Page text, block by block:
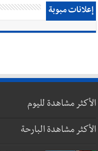
إعلانات مبوبة
الأكثر مشاهدة لليوم
الأكثر مشاهدة البارحة